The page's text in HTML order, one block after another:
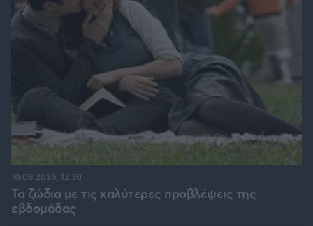
Τα ζώδια με τις καλύτερες προβλέψεις της
εβδομάδας
10.08.2026, 12:30